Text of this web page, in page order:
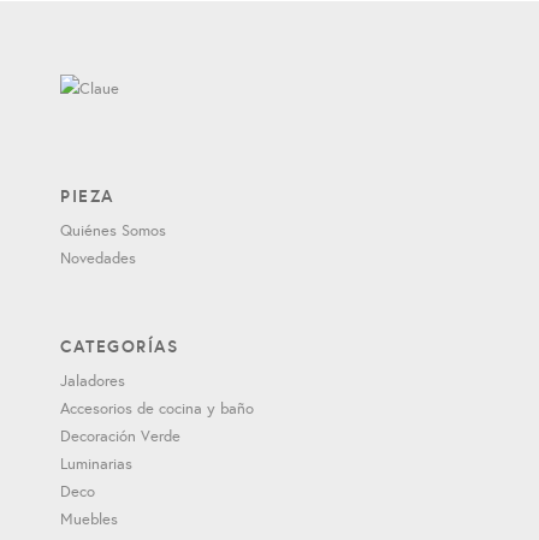
PIEZA
Quiénes Somos
Novedades
CATEGORÍAS
Jaladores
Accesorios de cocina y baño
Decoración Verde
Luminarias
Deco
Muebles